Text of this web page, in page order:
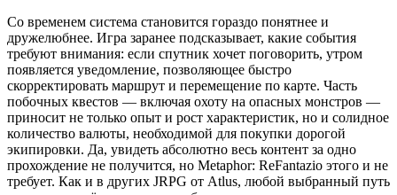
Со временем система становится гораздо понятнее и
дружелюбнее. Игра заранее подсказывает, какие события
требуют внимания: если спутник хочет поговорить, утром
появляется уведомление, позволяющее быстро
скорректировать маршрут и перемещение по карте. Часть
побочных квестов — включая охоту на опасных монстров —
приносит не только опыт и рост характеристик, но и солидное
количество валюты, необходимой для покупки дорогой
экипировки. Да, увидеть абсолютно весь контент за одно
прохождение не получится, но Metaphor: ReFantazio этого и не
требует. Как и в других JRPG от Atlus, любой выбранный путь